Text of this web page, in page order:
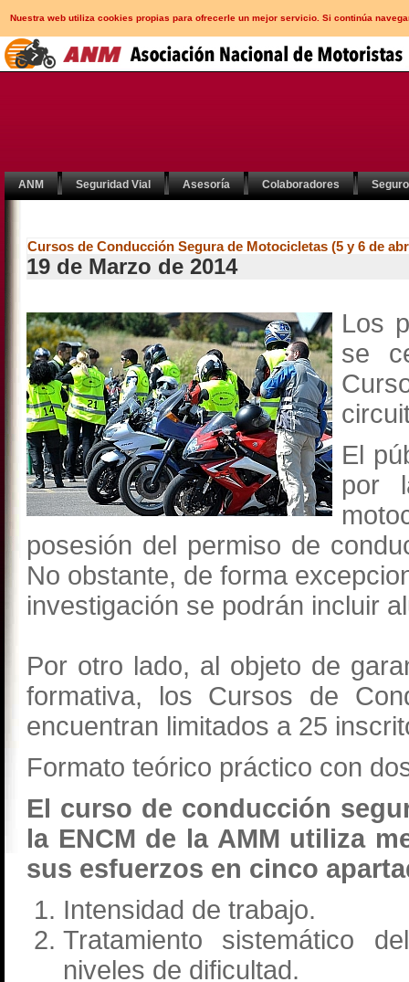
Nuestra web utiliza cookies propias para ofrecerle un mejor servicio. Si continúa
ANM Seguridad Vial Asesoría Colaboradores
Cursos de Conducción Segura de Motocicletas (5 y 6 de
19 de Marzo de 2014
Los
se
El
por
posesión del permiso de
No obstante, de forma
investigación se podrán incluir
Por otro lado, al objeto de
formativa, los Cursos de
encuentran limitados a 25
Formato teórico práctico con
El curso de conducción
la ENCM de la AMM utiliza
sus esfuerzos en cinco
Intensidad de trabajo.
Tratamiento sistemático
niveles de dificultad.